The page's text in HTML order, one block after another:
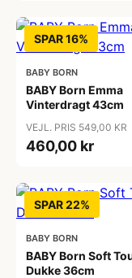
SPAR 16%
BABY BORN
BABY Born Emma
Vinterdragt 43cm
VEJL. PRIS 549,00 KR
460,00 kr
SPAR 22%
BABY BORN
BABY Born Soft
Dukke 36cm